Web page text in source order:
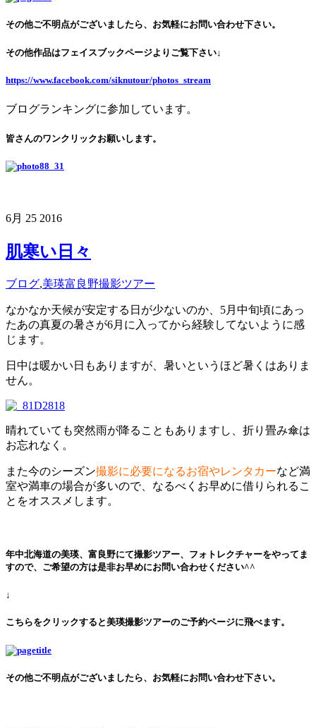
その他ご不明点がございましたら、お気軽にお問い合わせ下さい。
その他作品はフェイスブックページよりご覧下さい↓
https://www.facebook.com/siknutour/photos_stream
ブログランキングに参加しています。
皆さんのワンクリックお願いします。
6月 25 2016
肌寒い日々
ブログ,美瑛富良野撮影ツアー
なかなか天候が安定する日が少ないのか、5月中旬頃にあっ
たあの真夏の暑さが6月に入ってから経験してないように感
じます。
日中は暖かい日もありますが、暑いというほど暑くはありま
せん。
晴れていても突然雨が降ることもありますし、折り畳み傘は
お忘れなく。
また今のシーズン撮影に必要になるお宿やレンタカーなど満
室や満車の場合が多いので、なるべくお早めに借りられるこ
とをオススメします。
年中北海道の美瑛、富良野にて撮影ツアー、フォトレクチャーをやってま
すので、ご希望の方は是非お早めにお問い合わせください^^
↓
こちらをクリックすると美瑛撮影ツアーのご予約ページに飛べます。
その他ご不明点がございましたら、お気軽にお問い合わせ下さい。